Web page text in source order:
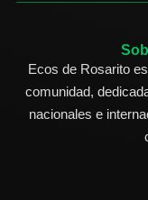
Ecos de Rosarito
comunidad,
nacionales e